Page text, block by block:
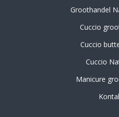
Groothandel
Cuccio
Cuccio
Cuccio
Manicure